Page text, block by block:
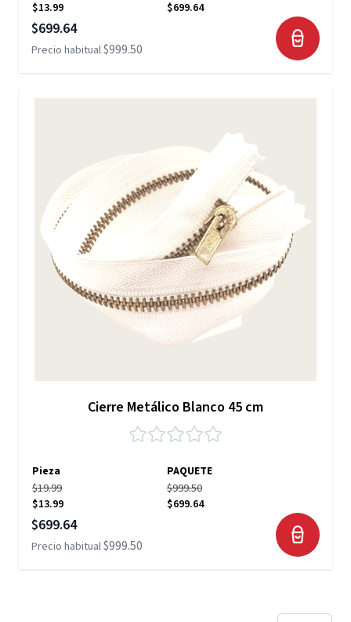
$13.99
$699.64
Precio especial
$699.64
Precio habitual$999.50
Cierre Metálico Blanco 45 cm
Pieza
PAQUETE
$19.99
$13.99
$999.50
$699.64
Precio especial
$699.64
Precio habitual$999.50